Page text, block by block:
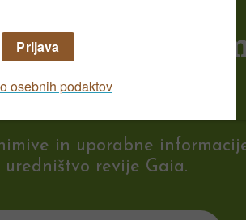
o
in uporabne
revije Gaia.